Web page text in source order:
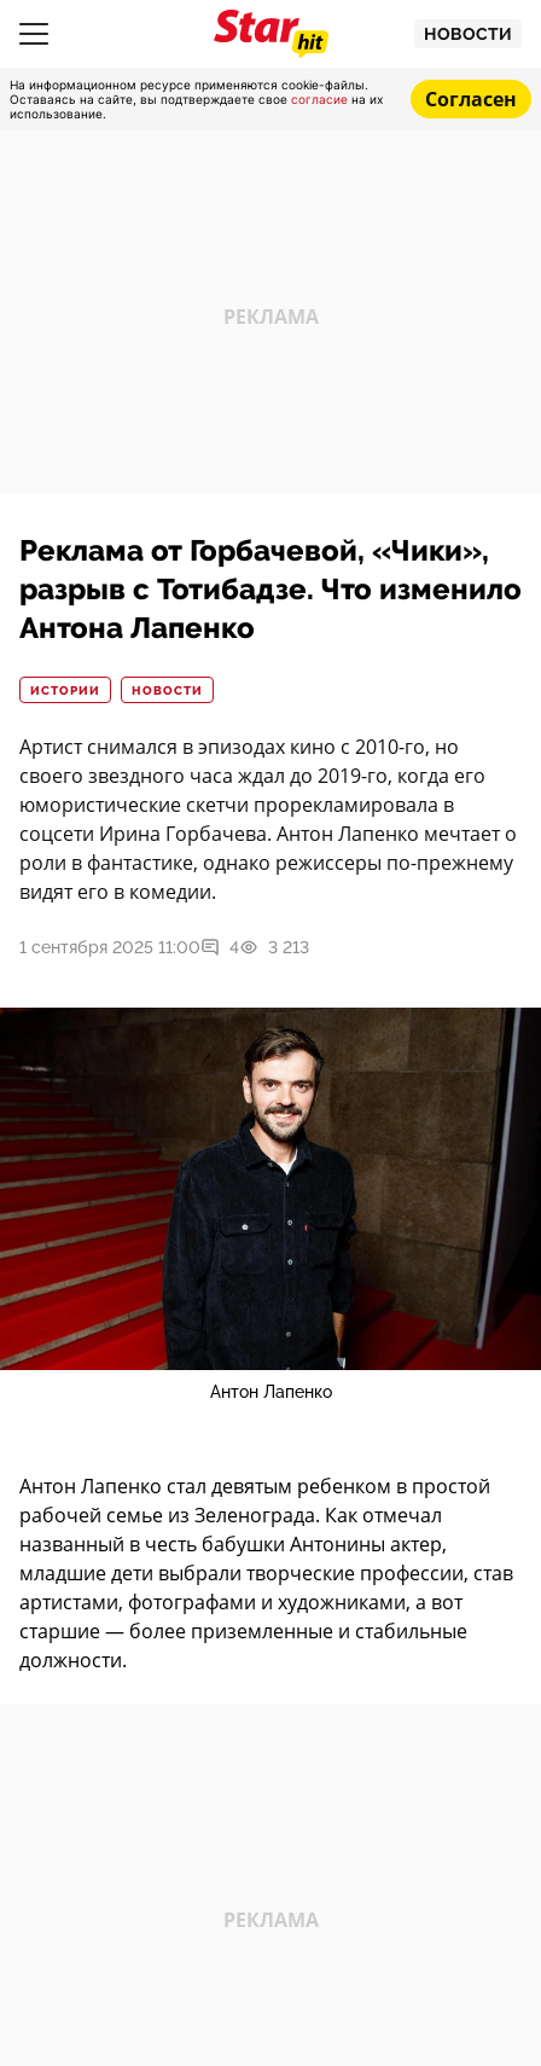
НОВОСТИ
На информационном ресурсе применяются cookie-файлы.
Оставаясь на сайте, вы подтверждаете свое согласие на их
использование.
Согласен
Реклама от Горбачевой, «Чики»,
разрыв с Тотибадзе. Что изменило
Антона Лапенко
ИСТОРИИ НОВОСТИ
Артист снимался в эпизодах кино с 2010-го, но
своего звездного часа ждал до 2019-го, когда его
юмористические скетчи прорекламировала в
соцсети Ирина Горбачева. Антон Лапенко мечтает о
роли в фантастике, однако режиссеры по-прежнему
видят его в комедии.
1 сентября 2025 11:00 4 3 213
Антон Лапенко
Антон Лапенко стал девятым ребенком в простой
рабочей семье из Зеленограда. Как отмечал
названный в честь бабушки Антонины актер,
младшие дети выбрали творческие профессии, став
артистами, фотографами и художниками, а вот
старшие — более приземленные и стабильные
должности.